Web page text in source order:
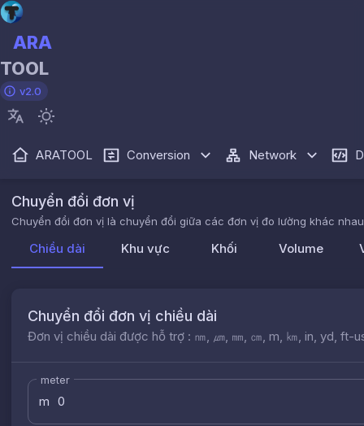
ARA
TOOL
v2.0
ARATOOL Conversion Network
Chuyển đổi đơn vị
Chuyển đổi đơn vị là chuyển đổi giữa các đơn vị đo lường khác
Chiều dài Khu vực Khối Volume
Chuyển đổi đơn vị chiều dài
Đơn vị chiều dài được hỗ trợ : ㎚, ㎛, ㎜, ㎝, m, ㎞, in, yd,
meter
m